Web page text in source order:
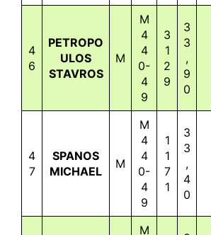
4
6
PETROPO
ULOS
STAVROS
M
M
4
4
0-
4
9
3
1
2
9
3
3
,
9
0
4
7
SPANOS
MICHAEL
M
M
4
4
0-
4
9
1
1
7
1
3
3
,
4
0
M